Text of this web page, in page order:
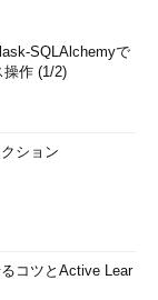
SQLAlchemyで
操作 (1/2)
ション
コツとActive Lear